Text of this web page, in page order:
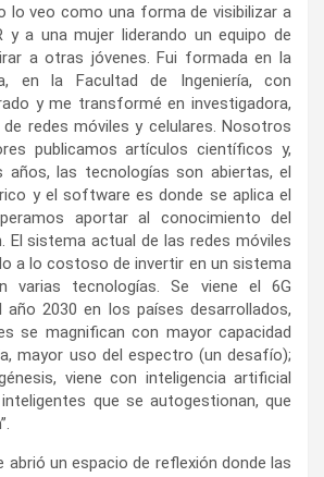
lo veo como una forma de visibilizar a
y a una mujer liderando un equipo de
a otras jóvenes. Fui formada en la
en la Facultad de Ingeniería, con
y me transformé en investigadora,
de redes móviles y celulares. Nosotros
publicamos artículos científicos y,
años, las tecnologías son abiertas, el
y el software es donde se aplica el
aportar al conocimiento del
El sistema actual de las redes móviles
a lo costoso de invertir en un sistema
varias tecnologías. Se viene el 6G
año 2030 en los países desarrollados,
se magnifican con mayor capacidad
mayor uso del espectro (un desafío);
viene con inteligencia artificial
que se autogestionan, que
abrió un espacio de reflexión donde las